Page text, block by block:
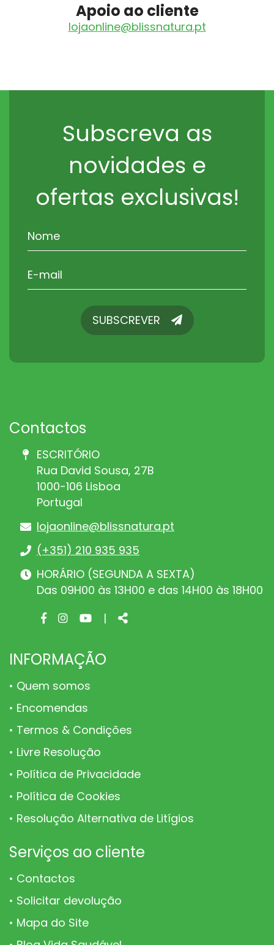
Apoio ao cliente
lojaonline@blissnatura.pt
Subscreva as
novidades e
ofertas exclusivas!
SUBSCREVERSUBSCREVER
Contactos
ESCRITÓRIO
Rua David Sousa, 27B
1000-106 Lisboa
Portugal
lojaonline@blissnatura.pt
(+351) 210 935 935
HORÁRIO (SEGUNDA A SEXTA)
Das 09H00 às 13H00 e das 14H00 às 18H00
Facebook
Instagram
Youtube
| Share
INFORMAÇÃO
Quem somos
Encomendas
Termos & Condições
Livre Resolução
Política de Privacidade
Política de Cookies
Resolução Alternativa de Litígios
Serviços ao cliente
Contactos
Solicitar devolução
Mapa do Site